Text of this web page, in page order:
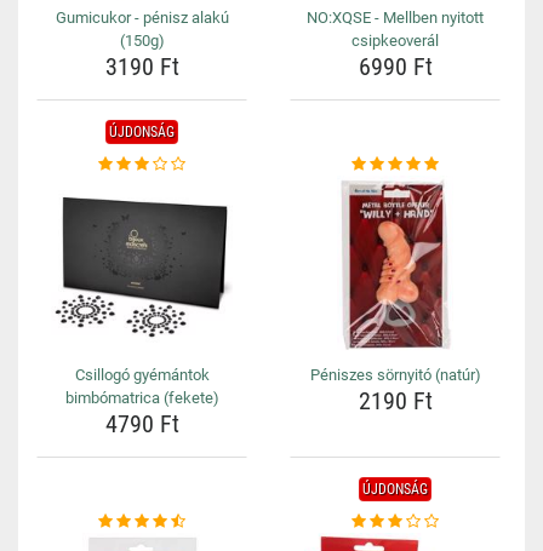
Gumicukor - pénisz alakú
(150g)
3190 Ft
NO:XQSE - Mellben nyitott
csipkeoverál
6990 Ft
ÚJDONSÁG
Csillogó gyémántok
bimbómatrica (fekete)
4790 Ft
Péniszes sörnyitó (natúr)
2190 Ft
ÚJDONSÁG